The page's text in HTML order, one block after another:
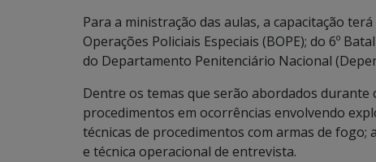
Para a ministração das aulas, a capacitação
Operações Policiais Especiais (BOPE); do 6º
do Departamento Penitenciário Nacional
Dentre os temas que serão abordados durante
procedimentos em ocorrências envolvendo
técnicas de procedimentos com armas de
e técnica operacional de entrevista.